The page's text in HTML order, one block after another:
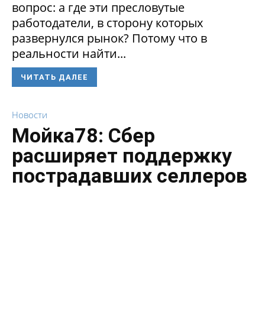
вопрос: а где эти пресловутые
работодатели, в сторону которых
развернулся рынок? Потому что в
реальности найти...
ЧИТАТЬ ДАЛЕЕ
Новости
Мойка78: Сбер
расширяет поддержку
пострадавших селлеров